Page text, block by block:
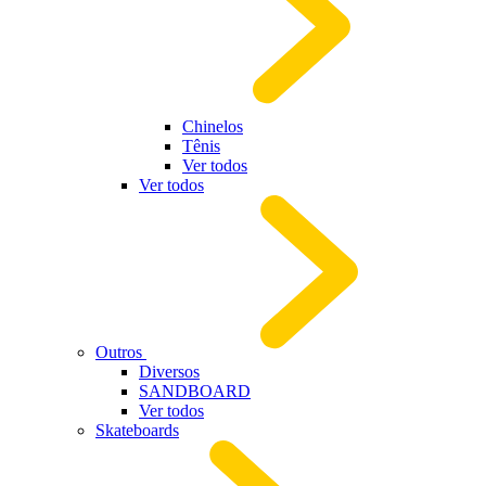
Chinelos
Tênis
Ver todos
Ver todos
Outros
Diversos
SANDBOARD
Ver todos
Skateboards